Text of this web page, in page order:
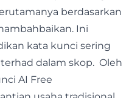
berdasarkan
Ini
kata kunci sering
dalam skop. Oleh
AI Free